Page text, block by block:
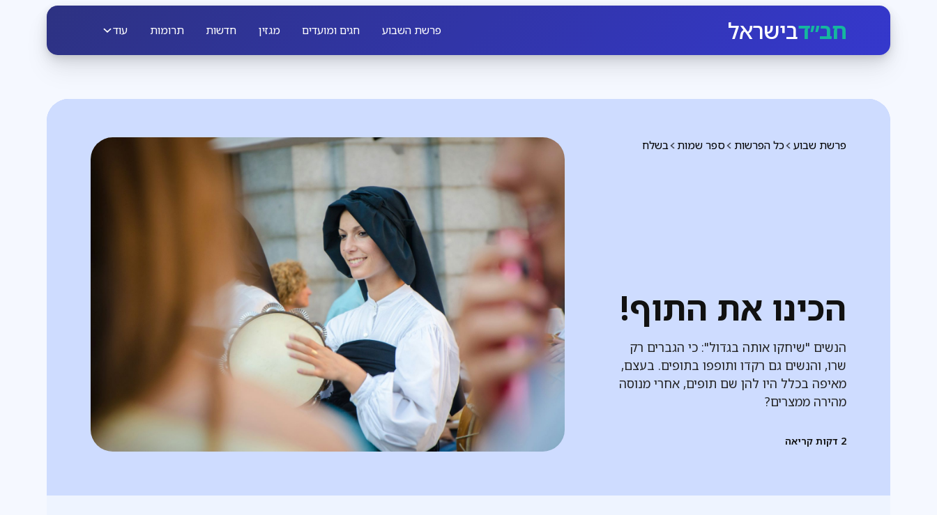
חב״דבישראל פרשת השבוע חגים ומועדים מגזין חדשות תרומות עוד
בשלח ספר שמות כל הפרשות פרשת שבוע
הכינו את התוף!
הנשים "שיחקו אותה בגדול": כי הגברים רק
שרו, והנשים גם רקדו ותופפו בתופים. בעצם,
מאיפה בכלל היו להן שם תופים, אחרי מנוסה
מהירה ממצרים?
2 דקות קריאה